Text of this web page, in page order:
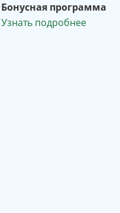
Бонусная программа
Узнать подробнее